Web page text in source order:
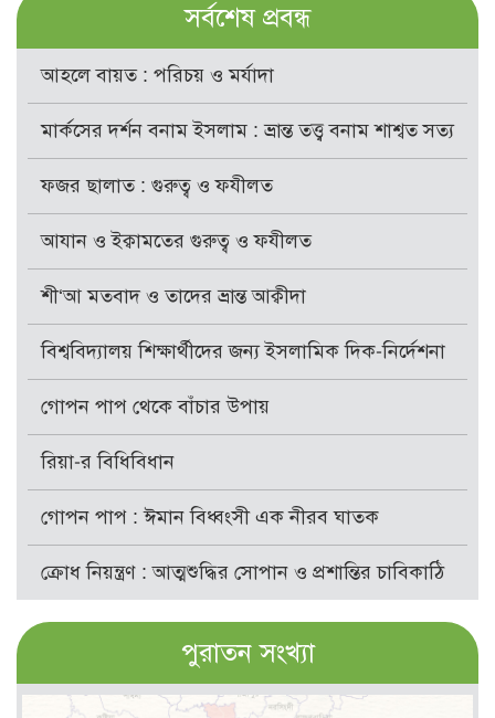
সর্বশেষ প্রবন্ধ
আহলে বায়ত : পরিচয় ও মর্যাদা
মার্কসের দর্শন বনাম ইসলাম : ভ্রান্ত তত্ত্ব বনাম শাশ্বত সত্য
ফজর ছালাত : গুরুত্ব ও ফযীলত
আযান ও ইক্বামতের গুরুত্ব ও ফযীলত
শী‘আ মতবাদ ও তাদের ভ্রান্ত আক্বীদা
বিশ্ববিদ্যালয় শিক্ষার্থীদের জন্য ইসলামিক দিক-নির্দেশনা
গোপন পাপ থেকে বাঁচার উপায়
রিয়া-র বিধিবিধান
গোপন পাপ : ঈমান বিধ্বংসী এক নীরব ঘাতক
ক্রোধ নিয়ন্ত্রণ : আত্মশুদ্ধির সোপান ও প্রশান্তির চাবিকাঠি
পুরাতন সংখ্যা